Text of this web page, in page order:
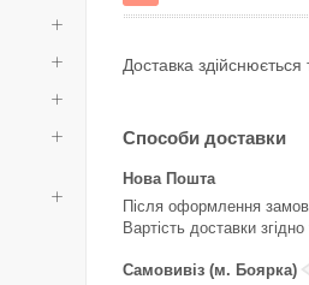
Доставка здійснюється
Способи доставки
Нова Пошта
Після оформлення
Вартість доставки
Самовивіз (м. Боярка)